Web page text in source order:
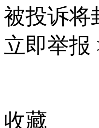
被投诉将
立即举报
收藏